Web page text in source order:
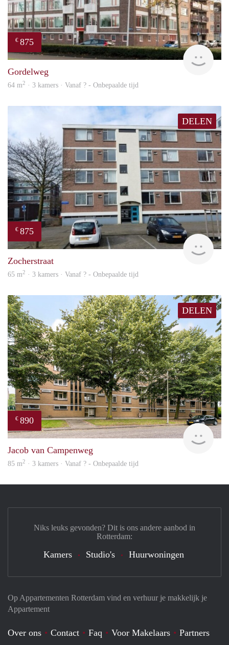
€ 875
Gordelweg
64 m2 · 3 kamers · Vanaf ? - Onbepaalde tijd
DELEN
€ 875
rent
Zocherstraat
65 m2 · 3 kamers · Vanaf ? - Onbepaalde tijd
DELEN
€ 890
Jacob van Campenweg
85 m2 · 3 kamers · Vanaf ? - Onbepaalde tijd
Op Appartementen Rotterdam vind en verhuur je makkelijk je
Appartement
Over ons Contact Faq Voor Makelaars Partners
Niks leuks gevonden? Dit is ons andere aanbod in
Rotterdam:
Kamers Studio's Huurwoningen